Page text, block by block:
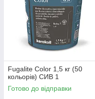
Fugalite Color 1,5 кг (50
кольорів) СИВ 1
Готово до відправки